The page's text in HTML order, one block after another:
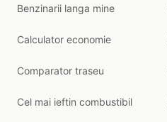
Benzinarii langa mine
Calculator economie
Comparator traseu
Cel mai ieftin combustibil